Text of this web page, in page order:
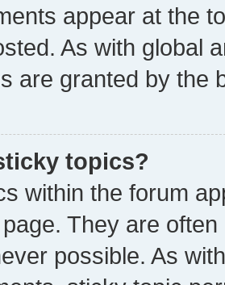
appear at the
As with global
are granted by the
topics?
within the forum
They are
possible. As